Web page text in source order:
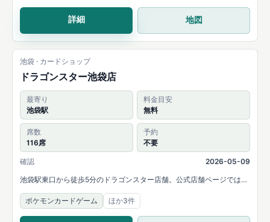
詳細 地図
池袋 · カードショップ
ドラゴンスター池袋店
最寄り
池袋駅
料金目安
無料
席数
116席
予約
不要
確認
2026-05-09
池袋駅東口から徒歩5分のドラゴンスター店舗。公式店舗ページでは
116席のデュエルスペースと、ポケカ・ONE PIECE・遊戯王・デュエマ
などのイベントを案内しています。
ポケモンカードゲーム ほか3件